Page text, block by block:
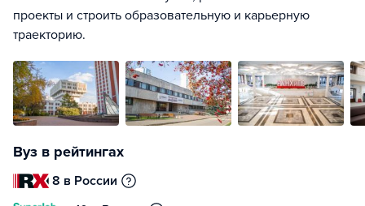
проекты и строить образовательную и карьерную
траекторию.
Вуз в рейтингах
8 в России